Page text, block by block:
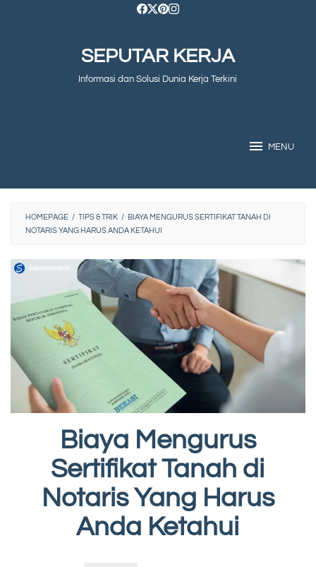
SEPUTAR KERJA
Informasi dan Solusi Dunia Kerja Terkini
MENU
HOMEPAGE / TIPS & TRIK / BIAYA MENGURUS SERTIFIKAT TANAH DI
NOTARIS YANG HARUS ANDA KETAHUI
Biaya Mengurus
Sertifikat Tanah di
Notaris Yang Harus
Anda Ketahui